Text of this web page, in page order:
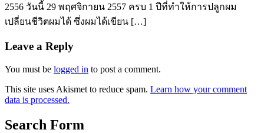
2556 วันนี้ 29 พฤศจิกายน 2557 ครบ 1 ปีที่ทำให้การปลูกผม
เปลี่ยนชีวิตผมได้ ซึ่งผมได้เขียน […]
Leave a Reply
You must be logged in to post a comment.
This site uses Akismet to reduce spam. Learn how your comment
data is processed.
Search Form